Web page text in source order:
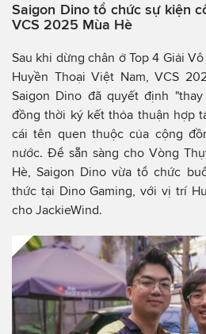
Saigon Dino tổ chức sự kiện
VCS 2025 Mùa Hè
Sau khi dừng chân ở Top 4 Giải
Huyền Thoại Việt Nam, VCS
Saigon Dino đã quyết định
đồng thời ký kết thỏa thuận hợp
cái tên quen thuộc của cộng
nước. Để sẵn sàng cho Vòng
Hè, Saigon Dino vừa tổ chức
thức tại Dino Gaming, với vị trí
cho JackieWind.